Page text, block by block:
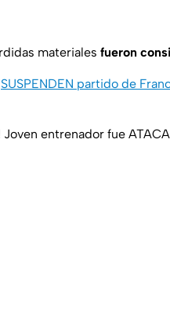
materiales fueron
SUSPENDEN partido de
Joven entrenador fue